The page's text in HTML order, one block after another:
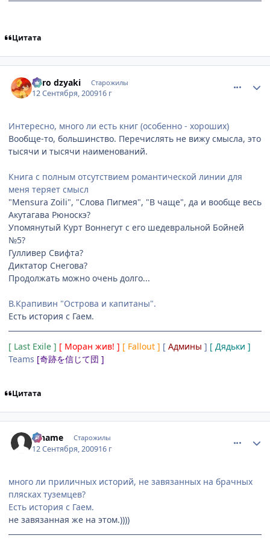
Цитата
niiro dzyaki Старожилы
12 Сентября, 200916 г
Интересно, много ли есть книг (особенно - хороших)
Вообще-то, большинство. Перечислять не вижу смысла, это
тысячи и тысячи наименований.
Книга с полным отсутствием романтической линии для
меня теряет смысл
"Mensura Zoili", "Слова Пигмея", "В чаще", да и вообще весь
Акутагава Рюноскэ?
Упомянутый Курт Воннегут с его шедевральной Бойней
№5?
Гулливер Свифта?
Диктатор Снегова?
Продолжать можно очень долго...
В.Крапивин "Острова и капитаны".
Есть история с Гаем.
[ Last Exile ] [ Моран жив! ] [ Fallout ] [ Админы ] [ Дядьки ]
Teams [奇跡を信じて団 ]
Цитата
Riname Старожилы
12 Сентября, 200916 г
много ли приличных историй, не завязанных на брачных
плясках туземцев?
Есть история с Гаем.
не завязанная же на этом.))))